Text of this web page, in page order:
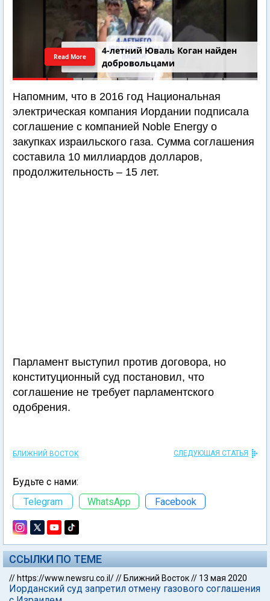
4-летний Юваль Коган найден
добровольцами
Read More
Напомним, что в 2016 год Национальная
электрическая компания Иордании подписала
соглашение с компанией Noble Energy о
закупках израильского газа. Сумма соглашения
составила 10 миллиардов долларов,
продолжительность – 15 лет.
Парламент выступил против договора, но
конституционный суд постановил, что
соглашение не требует парламентского
одобрения.
БЛИЖНИЙ ВОСТОК СЛЕДУЮЩАЯ СТАТЬЯ
Будьте с нами:
Telegram
WhatsApp Facebook
ССЫЛКИ ПО ТЕМЕ
// https://www.newsru.co.il/// Ближний Восток// 13 мая 2020
Иорданский суд запретил отмену газового соглашения